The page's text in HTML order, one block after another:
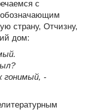
с
страну, Отчизну,
дом:
гонимый, -